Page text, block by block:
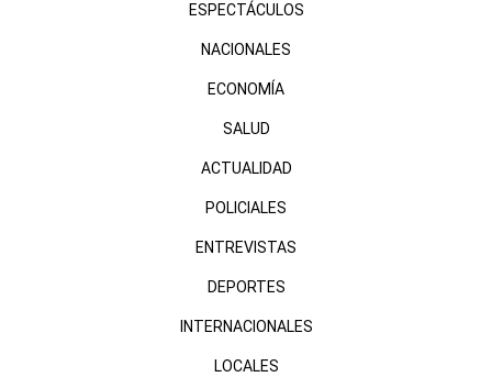
ESPECTÁCULOS
NACIONALES
ECONOMÍA
SALUD
ACTUALIDAD
POLICIALES
ENTREVISTAS
DEPORTES
INTERNACIONALES
LOCALES